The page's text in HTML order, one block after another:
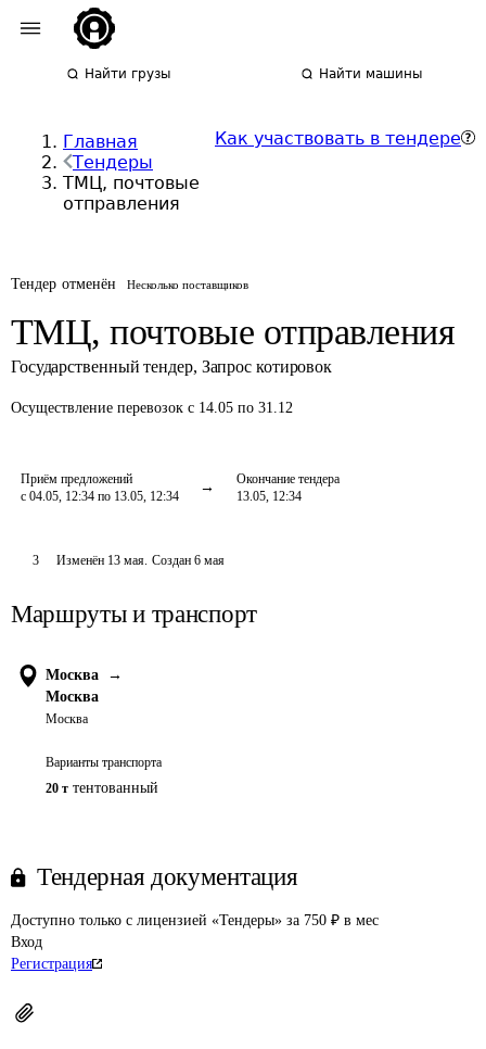
Найти грузы Найти машины
Главная
Тендеры
ТМЦ, почтовые
отправления
Как участвовать в тендере
Тендер отменён Несколько поставщиков
ТМЦ, почтовые отправления
Государственный тендер, Запрос котировок
Осуществление перевозок с 14.05 по 31.12
Приём предложений
с 04.05, 12:34 по 13.05, 12:34
Окончание тендера
13.05, 12:34
3 Изменён 13 мая. Создан 6 мая
Маршруты и транспорт
Москва
→
Москва
Москва
Варианты транспорта
20 т тентованный
Тендерная документация
Доступно только с лицензией «Тендеры» за 750 ₽ в мес
Вход
Регистрация